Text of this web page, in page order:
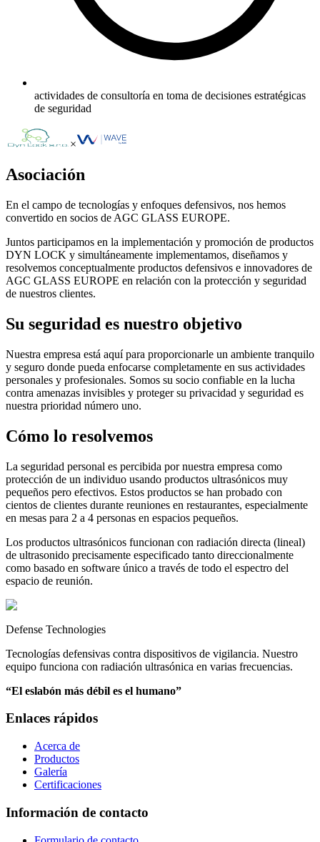
actividades de consultoría en toma de decisiones estratégicas
de seguridad
×
Asociación
En el campo de tecnologías y enfoques defensivos, nos hemos
convertido en socios de AGC GLASS EUROPE.
Juntos participamos en la implementación y promoción de productos
DYN LOCK y simultáneamente implementamos, diseñamos y
resolvemos conceptualmente productos defensivos e innovadores de
AGC GLASS EUROPE en relación con la protección y seguridad
de nuestros clientes.
Su seguridad es nuestro objetivo
Nuestra empresa está aquí para proporcionarle un ambiente tranquilo
y seguro donde pueda enfocarse completamente en sus actividades
personales y profesionales. Somos su socio confiable en la lucha
contra amenazas invisibles y proteger su privacidad y seguridad es
nuestra prioridad número uno.
Cómo lo resolvemos
La seguridad personal es percibida por nuestra empresa como
protección de un individuo usando productos ultrasónicos muy
pequeños pero efectivos. Estos productos se han probado con
cientos de clientes durante reuniones en restaurantes, especialmente
en mesas para 2 a 4 personas en espacios pequeños.
Los productos ultrasónicos funcionan con radiación directa (lineal)
de ultrasonido precisamente especificado tanto direccionalmente
como basado en software único a través de todo el espectro del
espacio de reunión.
Defense Technologies
Tecnologías defensivas contra dispositivos de vigilancia. Nuestro
equipo funciona con radiación ultrasónica en varias frecuencias.
“El eslabón más débil es el humano”
Enlaces rápidos
Acerca de
Productos
Galería
Certificaciones
Información de contacto